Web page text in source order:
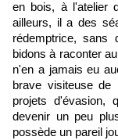
en bois, à l'atelier
ailleurs, il a des
rédemptrice, sans
bidons à raconter
n'en a jamais eu
brave visiteuse
projets d'évasion,
devenir un peu
possède un pareil